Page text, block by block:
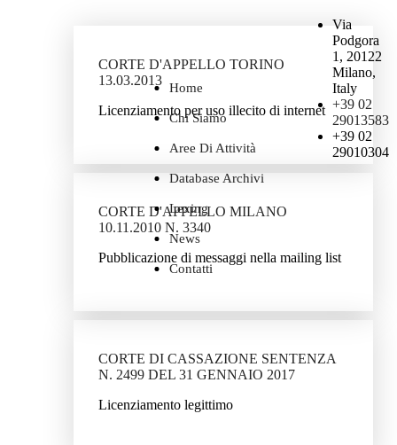
Home
Chi Siamo
Aree Di Attività
Database Archivi
Lexing
News
Contatti
CORTE D'APPELLO TORINO
13.03.2013
Licenziamento per uso illecito di internet
CORTE D'APPELLO MILANO
10.11.2010 N. 3340
Pubblicazione di messaggi nella mailing list
CORTE DI CASSAZIONE SENTENZA
N. 2499 DEL 31 GENNAIO 2017
Licenziamento legittimo
Via
Podgora
1, 20122
Milano,
Italy
+39 02
29013583
+39 02
29010304